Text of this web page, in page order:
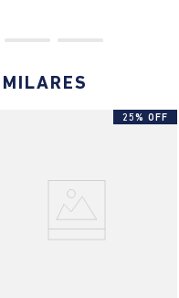
25% OFF